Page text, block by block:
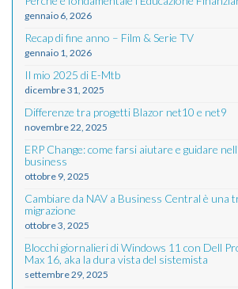
gennaio 6, 2026
Recap di fine anno – Film & Serie TV
gennaio 1, 2026
Il mio 2025 di E-Mtb
dicembre 31, 2025
Differenze tra progetti Blazor net10 e net9
novembre 22, 2025
ERP Change: come farsi aiutare e guidare
business
ottobre 9, 2025
Cambiare da NAV a Business Central è una
migrazione
ottobre 3, 2025
Blocchi giornalieri di Windows 11 con Dell
Max 16, aka la dura vista del sistemista
settembre 29, 2025